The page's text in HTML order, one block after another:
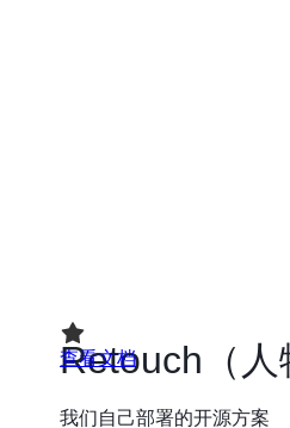
Retouch（人
我们自己部署的开源方案